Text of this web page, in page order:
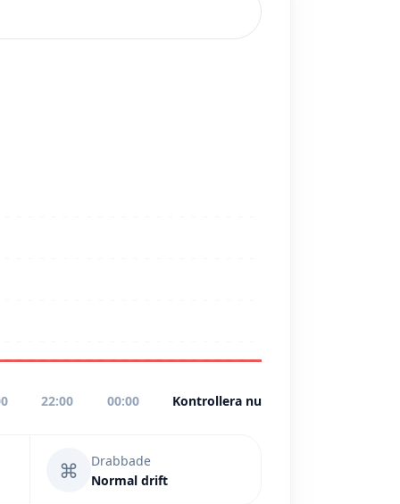
22:00 00:00 Kontrollera nu
⌘
Drabbade
Normal drift